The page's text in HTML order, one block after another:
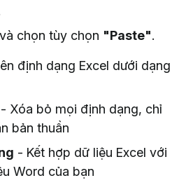
chọn tùy chọn "Paste".
định dạng Excel dưới dạng
- Xóa bỏ mọi định dạng, chỉ
bản thuần
- Kết hợp dữ liệu Excel với
Word của bạn